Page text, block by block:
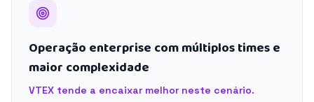
Operação enterprise com múltiplos times e
maior complexidade
VTEX tende a encaixar melhor neste cenário.